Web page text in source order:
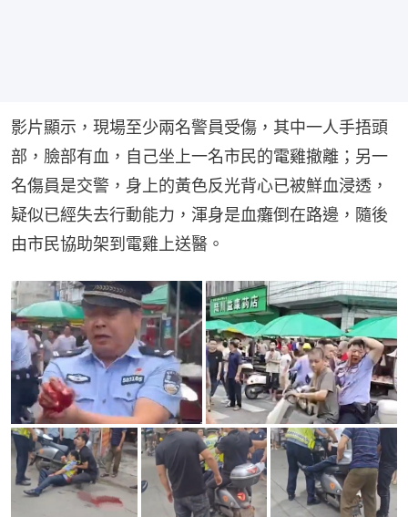
影片顯示，現場至少兩名警員受傷，其中一人手捂頭
部，臉部有血，自己坐上一名市民的電雞撤離；另一
名傷員是交警，身上的黃色反光背心已被鮮血浸透，
疑似已經失去行動能力，渾身是血癱倒在路邊，隨後
由市民協助架到電雞上送醫。